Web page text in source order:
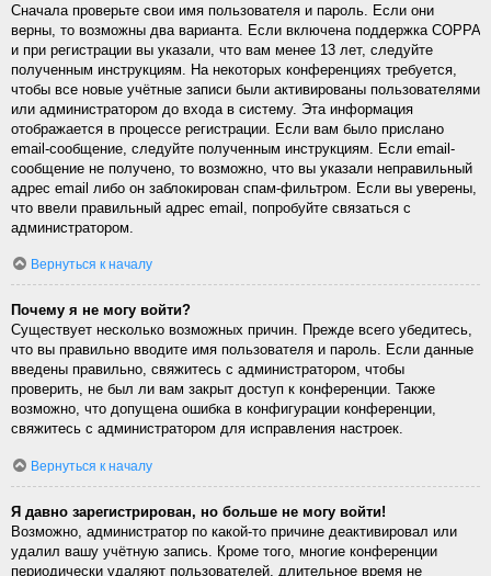
Сначала проверьте свои имя пользователя и пароль. Если они
верны, то возможны два варианта. Если включена поддержка COPPA
и при регистрации вы указали, что вам менее 13 лет, следуйте
полученным инструкциям. На некоторых конференциях требуется,
чтобы все новые учётные записи были активированы пользователями
или администратором до входа в систему. Эта информация
отображается в процессе регистрации. Если вам было прислано
email-сообщение, следуйте полученным инструкциям. Если email-
сообщение не получено, то возможно, что вы указали неправильный
адрес email либо он заблокирован спам-фильтром. Если вы уверены,
что ввели правильный адрес email, попробуйте связаться с
администратором.
Вернуться к началу
Почему я не могу войти?
Существует несколько возможных причин. Прежде всего убедитесь,
что вы правильно вводите имя пользователя и пароль. Если данные
введены правильно, свяжитесь с администратором, чтобы
проверить, не был ли вам закрыт доступ к конференции. Также
возможно, что допущена ошибка в конфигурации конференции,
свяжитесь с администратором для исправления настроек.
Вернуться к началу
Я давно зарегистрирован, но больше не могу войти!
Возможно, администратор по какой-то причине деактивировал или
удалил вашу учётную запись. Кроме того, многие конференции
периодически удаляют пользователей, длительное время не